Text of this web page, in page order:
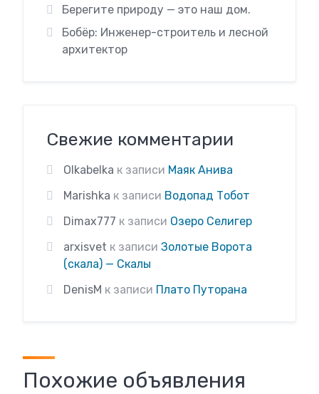
Берегите природу — это наш дом.
Бобёр: Инженер-строитель и лесной
архитектор
Свежие комментарии
Olkabelka к записи Маяк Анива
Marishka к записи Водопад Тобот
Dimax777 к записи Озеро Селигер
arxisvet к записи Золотые Ворота
(скала) — Скалы
DenisM к записи Плато Путорана
Похожие объявления